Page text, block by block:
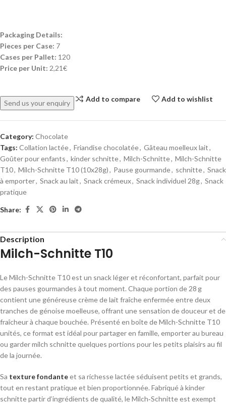
Packaging Details:
Pieces per Case: 7
Cases per Pallet: 120
Price per Unit: 2,21€
Send us your enquiry
Add to compare Add to wishlist
Category: Chocolate
Tags: Collation lactée, Friandise chocolatée, Gâteau moelleux lait,
Goûter pour enfants, kinder schnitte, Milch-Schnitte, Milch-Schnitte
T10, Milch-Schnitte T10 (10x28g), Pause gourmande, schnitte, Snack
à emporter, Snack au lait, Snack crémeux, Snack individuel 28g, Snack
pratique
Share:
Description
Milch-Schnitte T10
LeMilch-Schnitte T10est un snack léger et réconfortant, parfait pour
des pauses gourmandes à tout moment. Chaque portion de 28 g
contient une généreuse crème de lait fraîche enfermée entre deux
tranches de génoise moelleuse, offrant une sensation de douceur et de
fraîcheur à chaque bouchée. Présenté en boîte deMilch-Schnitte T10
unités, ce format est idéal pour partager en famille, emporter au bureau
ou garder milch schnitte quelques portions pour les petits plaisirs au fil
de la journée.
Sa texture fondanteet sa richesse lactée séduisent petits et grands,
tout en restant pratique et bien proportionnée. Fabriqué à kinder
schnitte partir d’ingrédients de qualité, le Milch‑Schnitte est exempt